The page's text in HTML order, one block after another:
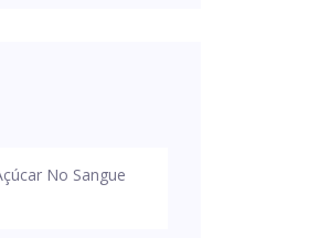
No Sangue